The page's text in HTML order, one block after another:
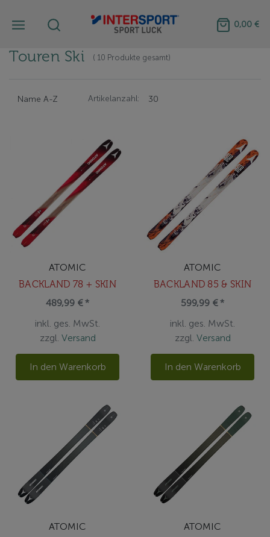
0,00 €
Touren Ski ( 10 Produkte gesamt)
Artikelanzahl:
ATOMIC
BACKLAND 78 + SKIN
489,99 € *
inkl. ges. MwSt.
zzgl. Versand
In den Warenkorb
ATOMIC
BACKLAND 85 & SKIN
599,99 € *
inkl. ges. MwSt.
zzgl. Versand
In den Warenkorb
ATOMIC
ATOMIC